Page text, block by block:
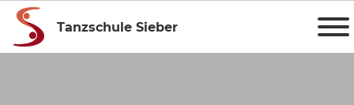
Tanzschule Sieber